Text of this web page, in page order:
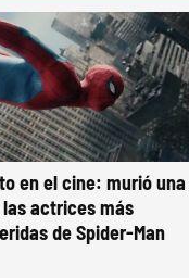
en el cine: murió una
las actrices más
de Spider-Man